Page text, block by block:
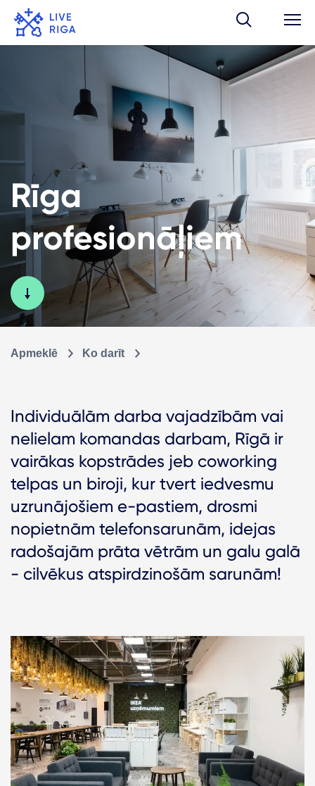
Rīga
profesionāļiem
Apmeklē Ko darīt
Individuālām darba vajadzībām vai
nelielam komandas darbam, Rīgā ir
vairākas kopstrādes jeb coworking
telpas un biroji, kur tvert iedvesmu
uzrunājošiem e-pastiem, drosmi
nopietnām telefonsarunām, idejas
radošajām prāta vētrām un galu galā
- cilvēkus atspirdzinošām sarunām!